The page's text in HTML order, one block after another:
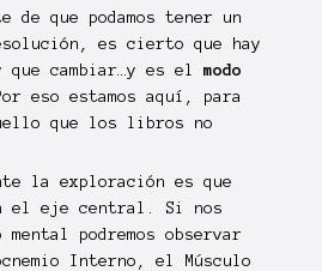
de que podamos tener un
es cierto que hay
que cambiar…y es el modo
eso estamos aquí, para
que los libros no
la exploración es que
el eje central. Si nos
mental podremos observar
Interno, el Músculo